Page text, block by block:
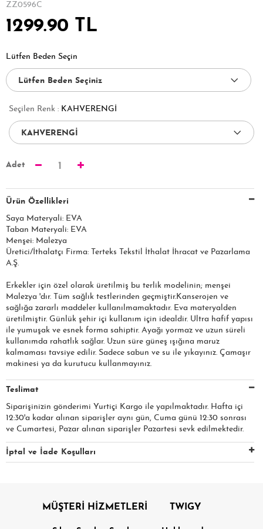
ZZ0596C
1299.90 TL
Lütfen Beden Seçin
Seçilen Renk : KAHVERENGİ
Adet 1
Ürün Özellikleri
Saya Materyali: EVA
Taban Materyali: EVA
Menşei: Malezya
Üretici/İthalatçı Firma: Terteks Tekstil İthalat İhracat ve Pazarlama
A.Ş.​​​
Erkekler için özel olarak üretilmiş bu terlik modelinin; menşei
Malezya 'dır. Tüm sağlık testlerinden geçmiştir.Kanserojen ve
sağlığa zararlı maddeler kullanılmamaktadır. Eva materyalden
üretilmiştir. Günlük şehir içi kullanım için idealdir. Ultra hafif yapısı
ile yumuşak ve esnek forma sahiptir. Ayağı yormaz ve uzun süreli
kullanımda rahatlık sağlar. Uzun süre güneş ışığına maruz
kalmaması tavsiye edilir. Sadece sabun ve su ile yıkayınız. Çamaşır
makinesi ya da kurutucu kullanmayınız.
Teslimat
Siparişinizin gönderimi Yurtiçi Kargo ile yapılmaktadır. Hafta içi
12:30'a kadar alınan siparişler aynı gün, Cuma günü 12:30 sonrası
ve Cumartesi, Pazar alınan siparişler Pazartesi sevk edilmektedir.
İptal ve İade Koşulları
MÜŞTERİ HİZMETLERİ TWIGY